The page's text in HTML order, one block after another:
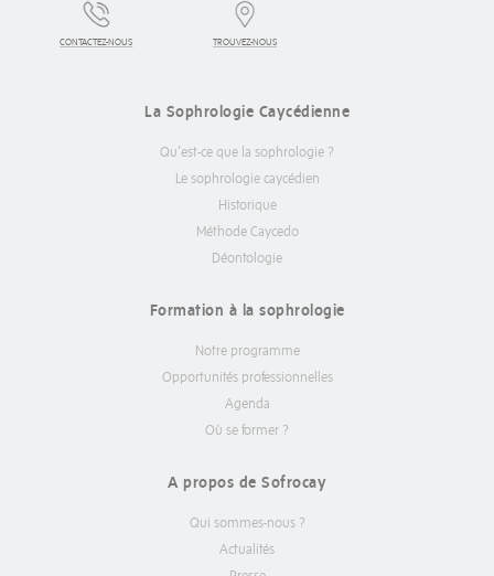
CONTACTEZ-NOUS TROUVEZ-NOUS
La Sophrologie Caycédienne
Qu’est-ce que la sophrologie ?
Le sophrologie caycédien
Historique
Méthode Caycedo
Déontologie
Formation à la sophrologie
Notre programme
Opportunités professionnelles
Agenda
Où se former ?
A propos de Sofrocay
Qui sommes-nous ?
Actualités